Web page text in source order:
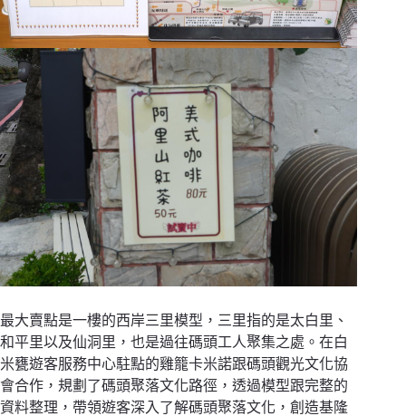
最大賣點是一樓的西岸三里模型，三里指的是太白里、
和平里以及仙洞里，也是過往碼頭工人聚集之處。在白
米甕遊客服務中心駐點的雞籠卡米諾跟碼頭觀光文化協
會合作，規劃了碼頭聚落文化路徑，透過模型跟完整的
資料整理，帶領遊客深入了解碼頭聚落文化，創造基隆